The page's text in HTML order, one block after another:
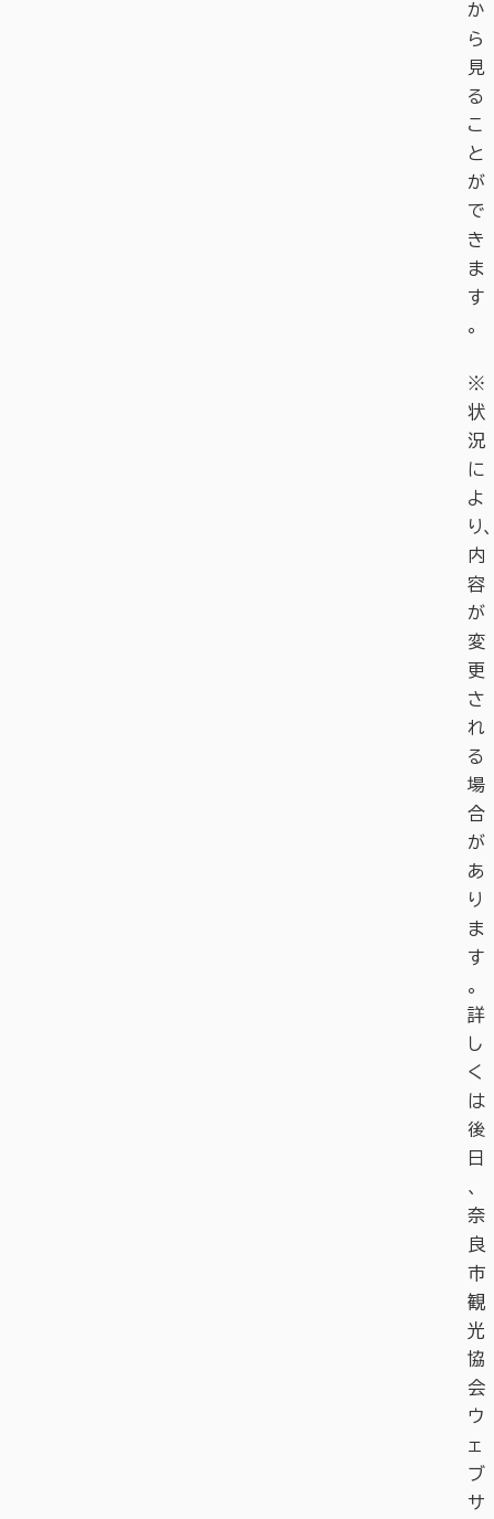
か
ら
見
る
こ
と
が
で
き
ま
す
。
※
状
況
に
よ
り、
内
容
が
変
更
さ
れ
る
場
合
が
あ
り
ま
す
。
詳
し
く
は
後
日
、
奈
良
市
観
光
協
会
ウ
ェ
ブ
サ